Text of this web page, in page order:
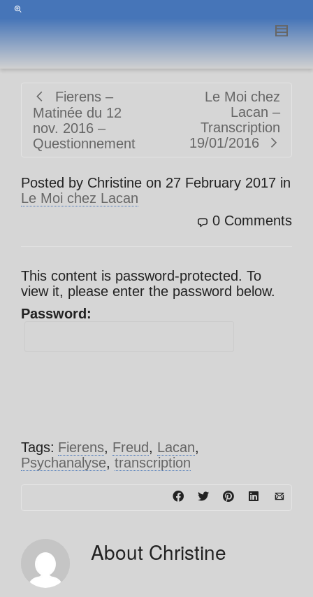
Fierens –
Matinée du 12
nov. 2016 –
Questionnement
Le Moi chez
Lacan –
Transcription
19/01/2016
Posted by Christine on 27 February 2017 in
Le Moi chez Lacan
0 Comments
This content is password-protected. To
view it, please enter the password below.
Password:
Tags: Fierens, Freud, Lacan,
Psychanalyse, transcription
About Christine